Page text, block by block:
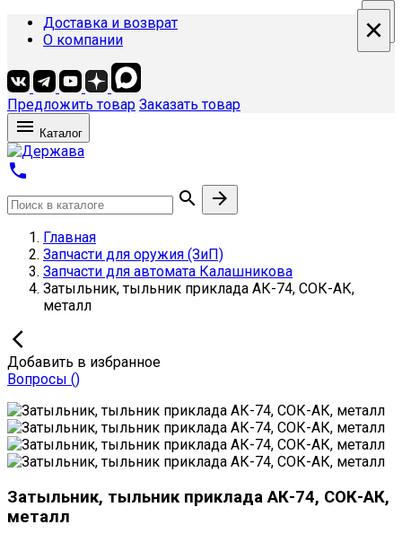
Доставка и возврат
О компании
Предложить товар Заказать товар
 Каталог



Главная
Запчасти для оружия (ЗиП)
Запчасти для автомата Калашникова
Затыльник, тыльник приклада АК-74, СОК-АК,
металл

Добавить в избранное
Вопросы ()
Затыльник, тыльник приклада АК-74, СОК-АК,
металл
×
×
×
×